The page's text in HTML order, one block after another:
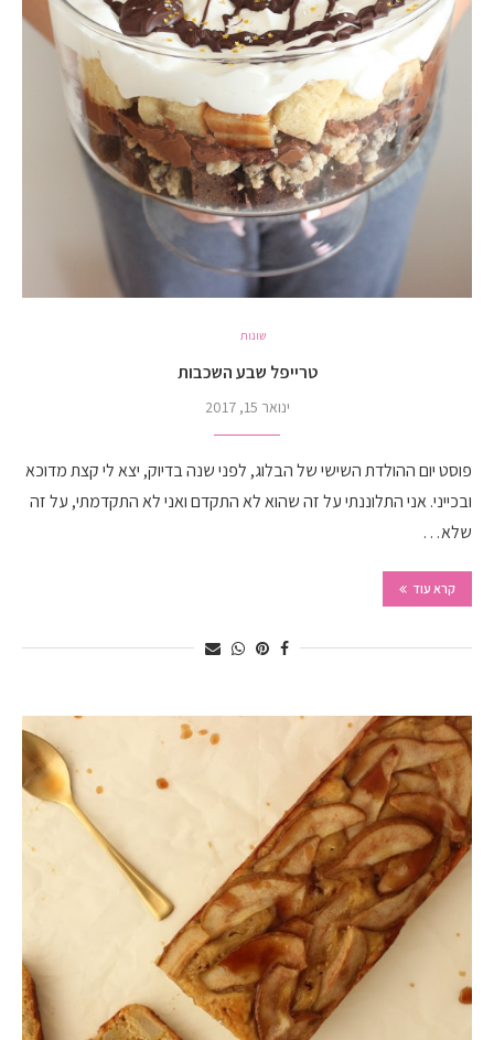
שונות
טרייפל שבע השכבות
ינואר 15, 2017
פוסט יום ההולדת השישי של הבלוג, לפני שנה בדיוק, יצא לי קצת מדוכא
ובכייני. אני התלוננתי על זה שהוא לא התקדם ואני לא התקדמתי, על זה
שלא…
קרא עוד